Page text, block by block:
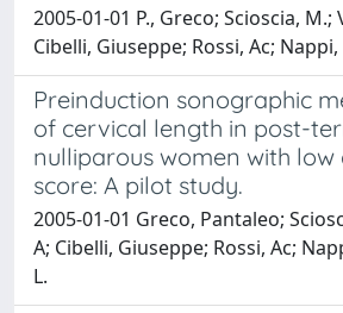
2005-01-01 P., Greco; Scioscia, M.;
Cibelli, Giuseppe; Rossi, Ac;
Preinduction sonographic
of cervical length in post-
nulliparous women with low
score: A pilot study.
2005-01-01 Greco, Pantaleo;
A; Cibelli, Giuseppe; Rossi, Ac;
L.